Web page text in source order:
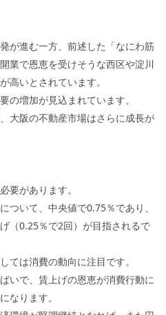
が進む一方、前述した「なにわ筋
業で恩恵を受けそうな西区や淀川
高いとされています。
の増加が見込まれています。
大阪の不動産市場はさらに成長が
要があります。
ついて、中央値で0.75％であり、
（0.25％で2回）が目指されるで
ては消費の動向に注目です。
いで、賃上げの恩恵が消費行動に
なります。